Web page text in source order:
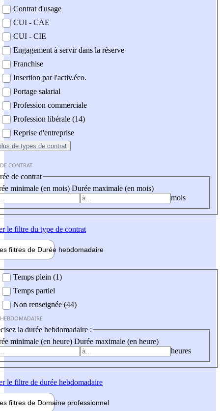
Contrat d'usage
CUI - CAE
CUI - CIE
Engagement à servir dans la réserve
Franchise
Insertion par l'activ.éco.
Portage salarial
Profession commerciale
Profession libérale (14)
Reprise d'entreprise
de types de contrat
CONTRAT
de contrat
minimale (en mois) Durée maximale (en mois)
mois
le filtre du type de contrat
filtres de Durée hebdomadaire
Temps plein (1)
Temps partiel
Non renseignée (44)
la durée hebdomadaire :
minimale (en heure) Durée maximale (en heure)
heures
le filtre de durée hebdomadaire
filtres de Domaine professionnel